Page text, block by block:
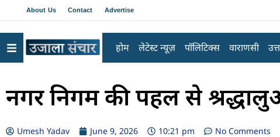
About Us Contact Advertise
होम लेटेस्ट न्यूज़ पॉलिटिक्स वाराणसी
नगर निगम की पहल से
Umesh Yadav June 9, 2026 10:21 pm No Comments